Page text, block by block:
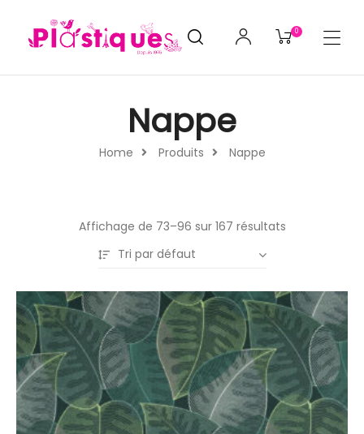
0
Home Produits Nappe
Nappe
Affichage de 73–96 sur 167 résultats
Tri par défaut